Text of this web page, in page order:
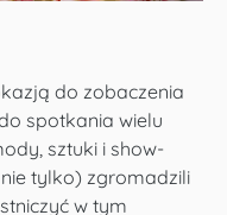
do zobaczenia
spotkania wielu
sztuki i show-
nie tylko) zgromadzili
w tym